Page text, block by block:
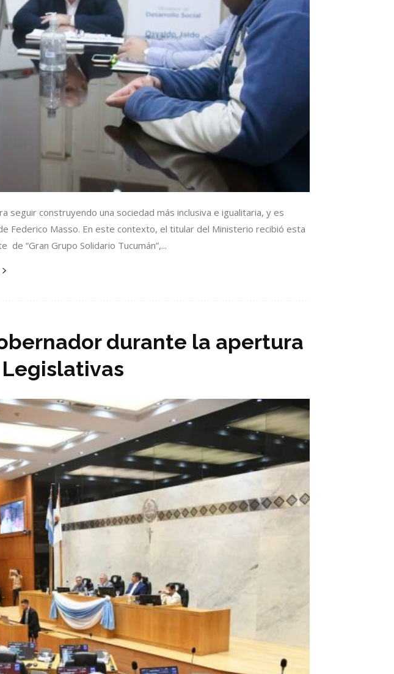
seguir construyendo una sociedad más inclusiva e igualitaria, y es
Federico Masso. En este contexto, el titular del Ministerio recibió esta
de “Gran Grupo Solidario Tucumán”,...
durante la apertura